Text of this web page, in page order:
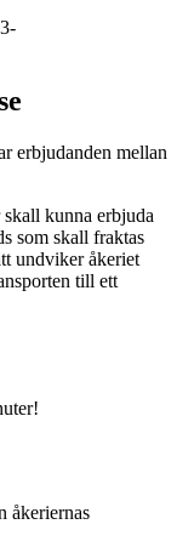
erbjudanden mellan
kunna erbjuda
som skall fraktas
undviker åkeriet
till ett
åkeriernas